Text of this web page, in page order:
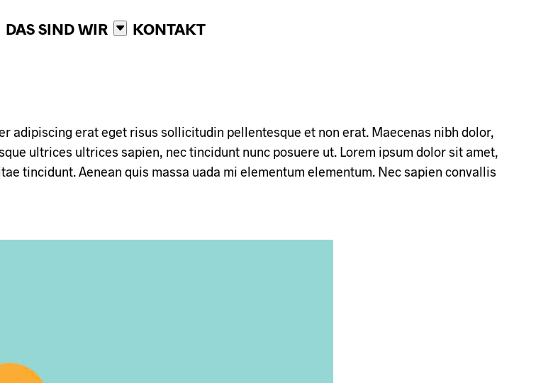
DAS SIND WIR KONTAKT
adipiscing erat eget risus sollicitudin pellentesque et non erat. Maecenas nibh dolor,
ultrices ultrices sapien, nec tincidunt nunc posuere ut. Lorem ipsum dolor sit amet,
tincidunt. Aenean quis massa uada mi elementum elementum. Nec sapien convallis